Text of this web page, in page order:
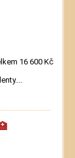
16 600 Kč